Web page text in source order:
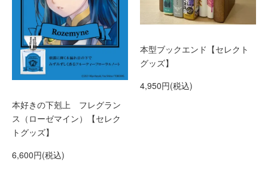
本好きの下剋上 フレグラン
ス（ローゼマイン）【セレク
トグッズ】
6,600円(税込)
本型ブックエンド【セレクト
グッズ】
4,950円(税込)